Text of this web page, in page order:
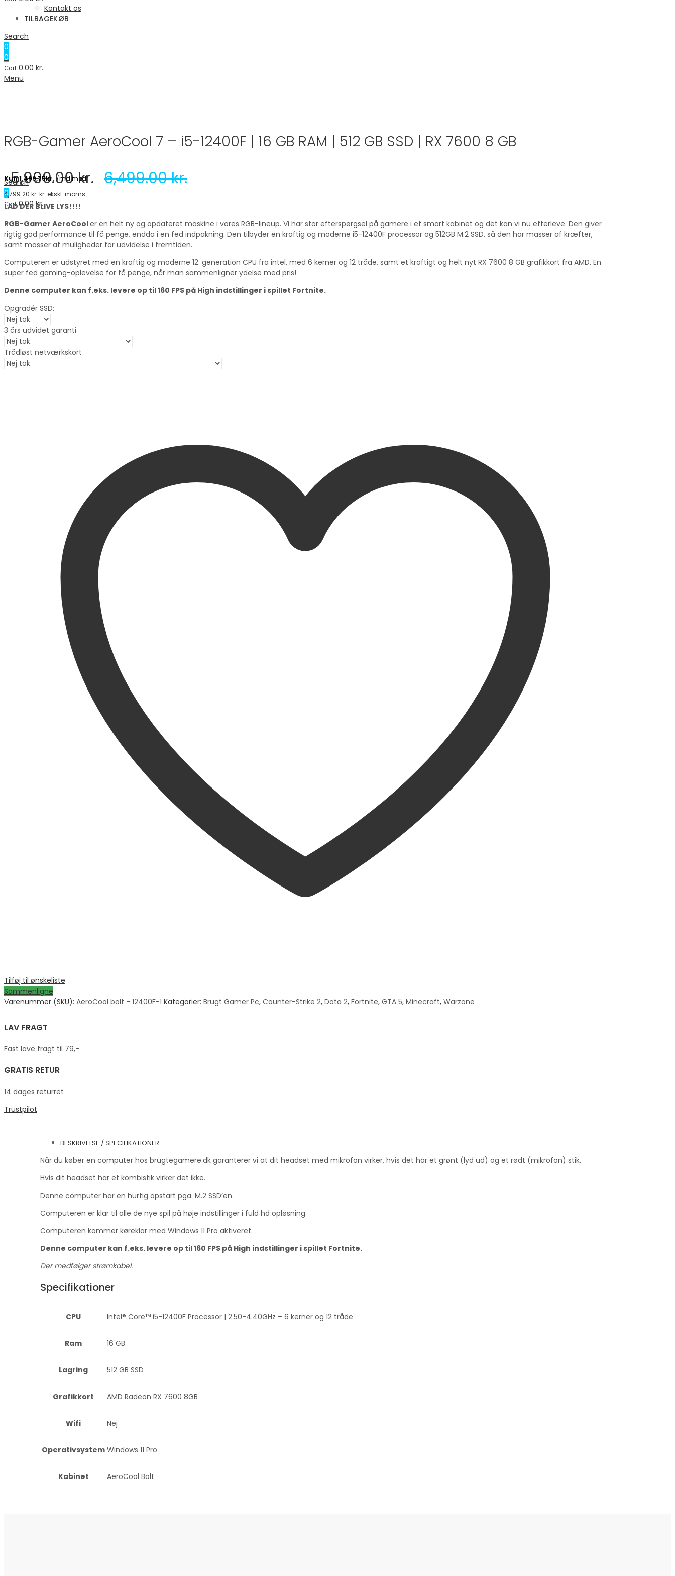
Kontakt os
TILBAGEKØB
Search
0
0
Cart 0.00 kr.
Menu
Search
0
Cart 0.00 kr.
RGB-Gamer AeroCool 7 – i5-12400F | 16 GB RAM | 512 GB SSD | RX 7600 8 GB
5,999.00kr. 6,499.00kr.
4,799.20 kr. kr. ekskl. moms
LAD DER BLIVE LYS!!!!
RGB-Gamer AeroCooler en helt ny og opdateret maskine i vores RGB-lineup. Vi har stor efterspørgsel på gamere i et smart kabinet og det kan vi nu efterleve. Den giver
rigtig god performance til få penge, endda i en fed indpakning. Den tilbyder en kraftig og moderne i5-12400F processor og 512GB M.2 SSD, så den har masser af kræfter,
samt masser af muligheder for udvidelse i fremtiden.
Computeren er udstyret med en kraftig og moderne 12. generation CPU fra intel, med 6 kerner og 12 tråde, samt et kraftigt og helt nyt RX 7600 8 GB grafikkort fra AMD. En
super fed gaming-oplevelse for få penge, når man sammenligner ydelse med pris!
Denne computer kan f.eks. levere op til 160 FPS på High indstillinger i spillet Fortnite.
Opgradér SSD:
3 års udvidet garanti
Trådløst netværkskort
Tilføj til ønskeliste
Sammenligne
Varenummer (SKU): AeroCool bolt - 12400F-1 Kategorier: Brugt Gamer Pc, Counter-Strike 2, Dota 2, Fortnite, GTA 5, Minecraft, Warzone
LAV FRAGT
Fast lave fragt til 79,-
GRATIS RETUR
14 dages returret
Trustpilot
BESKRIVELSE / SPECIFIKATIONER
Når du køber en computer hos brugtegamere.dk garanterer vi at dit headset med mikrofon virker, hvis det har et grønt (lyd ud) og et rødt (mikrofon) stik.
Hvis dit headset har et kombistik virker det ikke.
Denne computer har en hurtig opstart pga. M.2 SSD’en.
Computeren er klar til alle de nye spil på høje indstillinger i fuld hd opløsning.
Computeren kommer køreklar med Windows 11 Pro aktiveret.
Denne computer kan f.eks. levere op til 160 FPS på High indstillinger i spillet Fortnite.
Der medfølger strømkabel.
Specifikationer
CPU Intel® Core™ i5-12400F Processor | 2.50-4.40GHz – 6 kerner og 12 tråde
Ram 16 GB
Lagring 512 GB SSD
Grafikkort AMD Radeon RX 7600 8GB
Wifi Nej
Operativsystem Windows 11 Pro
Kabinet AeroCool Bolt